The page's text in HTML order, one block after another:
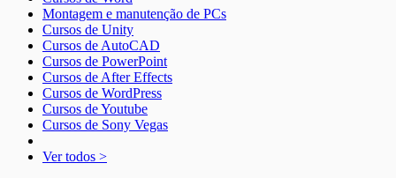
Montagem e manutenção de PCs
Cursos de Unity
Cursos de AutoCAD
Cursos de PowerPoint
Cursos de After Effects
Cursos de WordPress
Cursos de Youtube
Cursos de Sony Vegas
Ver todos >